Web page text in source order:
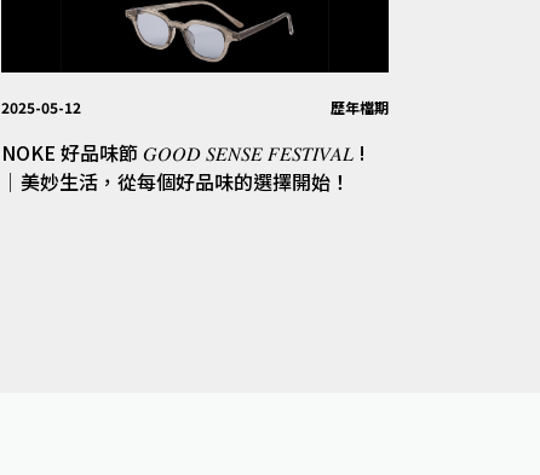
2025-05-12 歷年檔期
NOKE 好品味節 𝐺𝑂𝑂𝐷 𝑆𝐸𝑁𝑆𝐸 𝐹𝐸𝑆𝑇𝐼𝑉𝐴𝐿 !
│美妙生活，從每個好品味的選擇開始！